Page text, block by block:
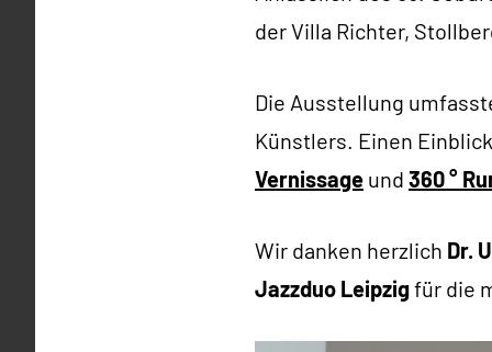
der Villa Richter,
Die Ausstellung
Künstlers. Einen
Vernissage und 360 °
Wir danken herzlich Dr.
Jazzduo Leipzigfür die